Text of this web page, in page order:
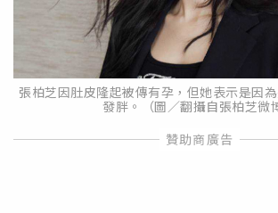
張柏芝因肚皮隆起被傳有孕，但她表示是因
發胖。（圖／翻攝自張柏芝微